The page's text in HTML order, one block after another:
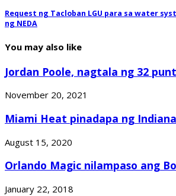
Request ng Tacloban LGU para sa water
ng NEDA
You may also like
Jordan Poole, nagtala ng 32
November 20, 2021
Miami Heat pinadapa ng
August 15, 2020
Orlando Magic nilampaso ang
January 22, 2018